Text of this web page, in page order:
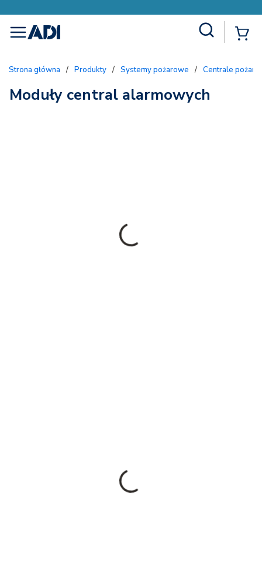
menu
Strona główna / Produkty / Systemy pożarowe / Centrale
Moduły central alarmowych